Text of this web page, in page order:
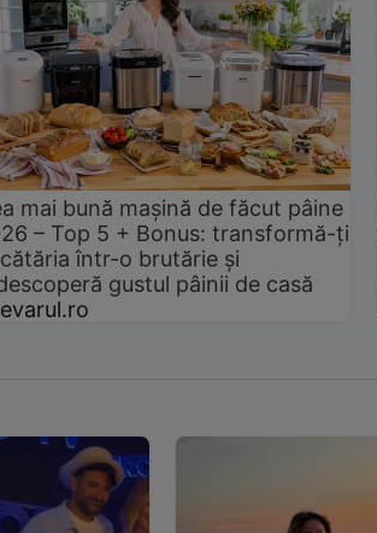
mai bună mașină de făcut pâine
– Top 5 + Bonus: transformă-ți
într-o brutărie și
gustul pâinii de casă